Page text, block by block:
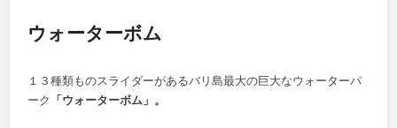
ウォーターボム
１３種類ものスライダーがあるバリ島最大の巨大なウォーターパ
ーク 「ウォーターボム」。